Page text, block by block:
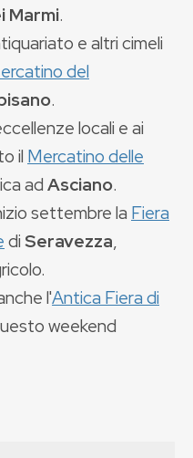
Marmi.
e altri cimeli
del
.
locali e ai
il Mercatino delle
adAsciano.
settembre la Fiera
diSeravezza,
l'Antica Fiera di
weekend